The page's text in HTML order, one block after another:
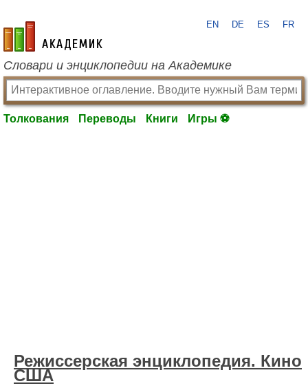
academic.ru
EN DE ES FR
Словари и энциклопедии на Академике
Толкования Переводы Книги Игры ⚽
Режиссерская энциклопедия. Кино
США